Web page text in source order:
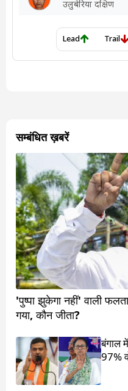
सम्बंधित ख़बरें
'पुष्पा झुकेगा नहीं' वाली
गया, कौन जीता?
बंगाल
97%